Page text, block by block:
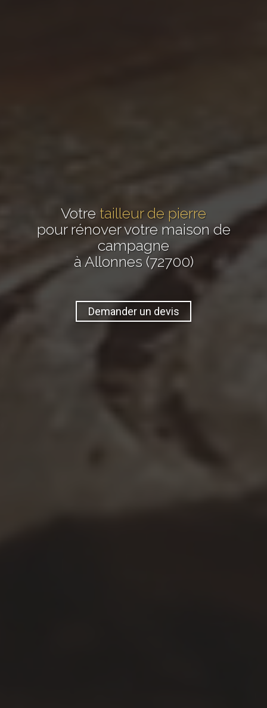
Votre tailleur de pierre
pour rénover votre maison de
campagne
à Allonnes (72700)
Demander un devis